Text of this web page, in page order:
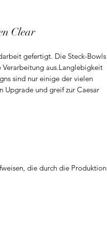
Clear
gefertigt. Die Steck-Bowls
Verarbeitung aus.Langlebigkeit
sind nur einige der vielen
Upgrade und greif zur Caesar
die durch die Produktion